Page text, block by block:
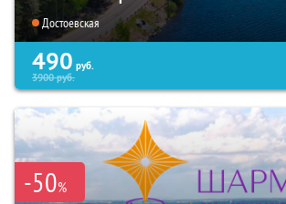
Достоевская
490 руб.
3900руб.
-50%